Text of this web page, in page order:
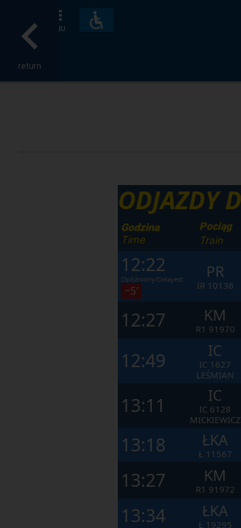
return
MENU
Accessibility
and
ODJAZDY
Godzina
Time
Pociąg
Train
12:22
Opóźniony/Delayed:
~5′
PR
IR 10136
12:27
KM
R1 91970
12:49
IC
IC 1627
LEŚMIAN
13:11
IC
IC 6128
MICKIEWICZ
13:18
ŁKA
Ł 11567
13:27
KM
R1 91972
13:34
ŁKA
Ł 19295